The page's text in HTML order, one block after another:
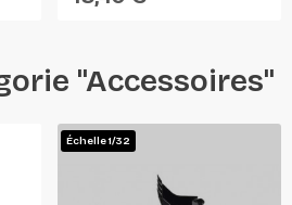
"Accessoires"
Échelle 1/32